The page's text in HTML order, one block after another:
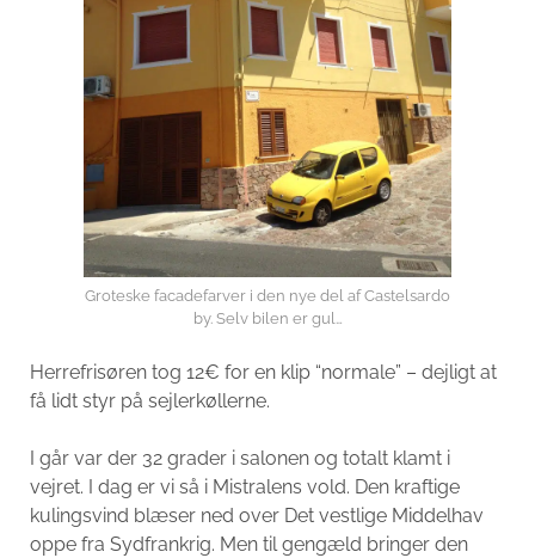
Groteske facadefarver i den nye del af Castelsardo
by. Selv bilen er gul…
Herrefrisøren tog 12€ for en klip “normale” – dejligt at
få lidt styr på sejlerkøllerne.
I går var der 32 grader i salonen og totalt klamt i
vejret. I dag er vi så i Mistralens vold. Den kraftige
kulingsvind blæser ned over Det vestlige Middelhav
oppe fra Sydfrankrig. Men til gengæld bringer den